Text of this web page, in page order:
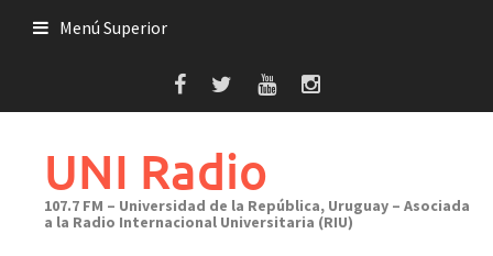
Menú Superior
UNI Radio
107.7 FM – Universidad de la República, Uruguay – Asociada
a la Radio Internacional Universitaria (RIU)